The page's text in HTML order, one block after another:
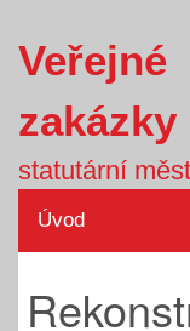
Veřejné
zakázky
statutární
Úvod